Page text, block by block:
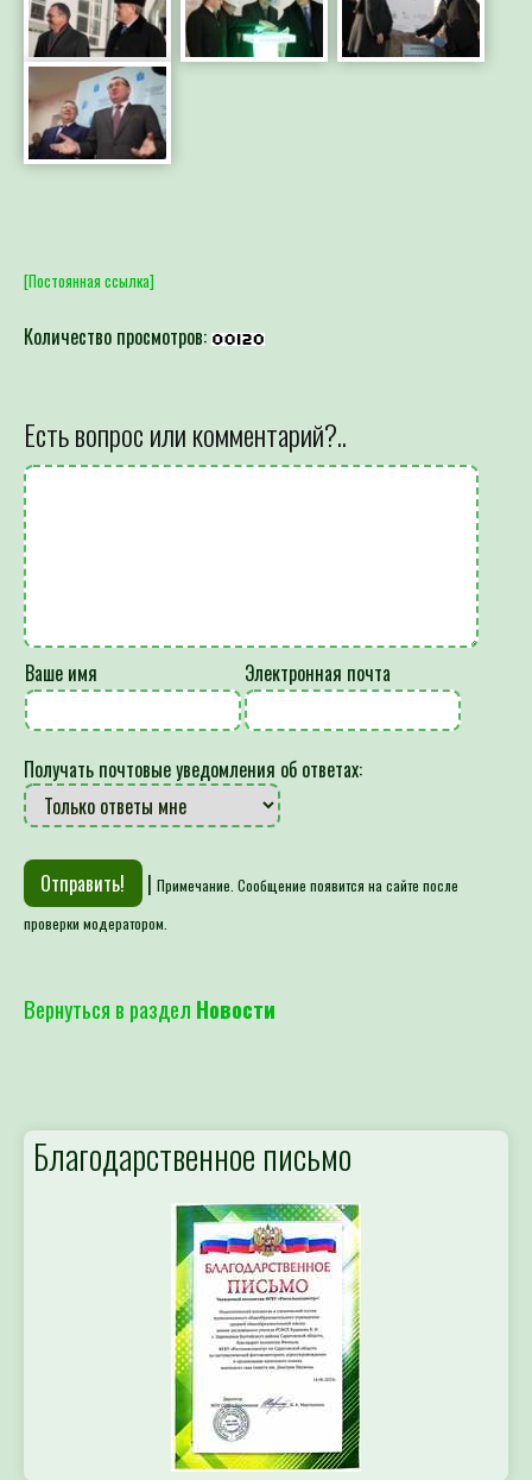
[Постоянная ссылка]
Количество просмотров:
Есть вопрос или комментарий?..
Ваше имя Электронная почта
Получать почтовые уведомления об ответах:
| Примечание. Сообщение появится на сайте после
проверки модератором.
Вернуться в раздел Новости
Благодарственное письмо